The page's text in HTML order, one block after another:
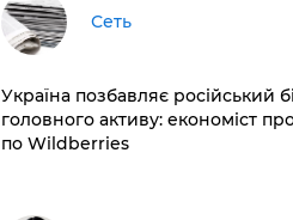
Сеть
​Україна позбавляє російський
головного активу: економіст
по Wildberries